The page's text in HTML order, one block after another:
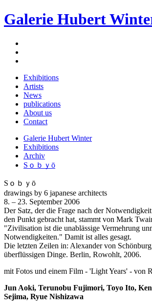
Galerie Hubert
Exhibitions
Artists
News
publications
About us
Contact
Galerie Hubert Winter
Exhibitions
Archiv
Sｏｂｙō
Sｏｂｙō
drawings by 6 japanese architects
8. – 23. September 2006
Der Satz, der die Frage nach der
den Punkt gebracht hat, stammt von Mark
"Zivilisation ist die unablässige Vermehrung
Notwendigkeiten." Damit ist alles gesagt.
Die letzten Zeilen in: Alexander von
überflüssigen Dinge. Berlin, Rowohlt, 2006.
mit Fotos und einem Film - 'Light Years' - von
Jun Aoki, Terunobu Fujimori, Toyo Ito,
Sejima, Ryue Nishizawa